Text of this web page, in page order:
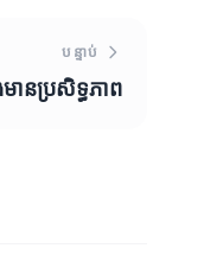
បន្ទាប់
ានប្រសិទ្ធភាព